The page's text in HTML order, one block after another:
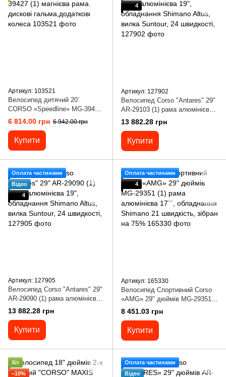
Артикул: 103521
Велосипед дитячий 20`
CORSO «Speedline» MG-39427
(1) магнієва рама, дискові
гальма,додаткові колеса
6 814.00 грн 6 942.00 грн
Купити
4
Артикул: 127902
Велосипед Corso "Antares" 29"
AR-29103 (1) рама алюмінієва
19", обладнання Shimano Altus,
вилка Suntour, 24 швидкості,
13 882.28 грн
Купити
Оплата частинами
Відео
4
Артикул: 127905
Велосипед Corso "Antares" 29"
AR-29090 (1) рама алюмінієва
19", обладнання Shimano Altus,
вилка Suntour, 24 швидкості,
13 882.28 грн
Купити
Оплата частинами
4
Артикул: 165330
Велосипед Спортивний Corso
«AMG» 29" дюймів MG-29351
(1) рама алюмінієва 17``,
обладнання Shimano 21
швидкість, зібран на 75%
8 451.03 грн
Купити
Хіт
−10%
Оплата частинами
Відео